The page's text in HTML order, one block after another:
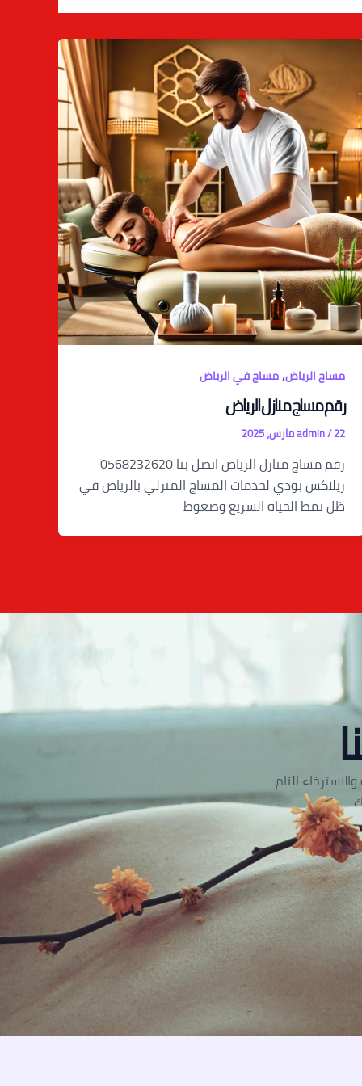
مساج الرياض,مساج في الرياض
رقم مساج منازل الرياض
admin/22 مارس، 2025
رقم مساج منازل الرياض اتصل بنا 0568232620 –
ريلاكس بودي لخدمات المساج المنزلي بالرياض في
ظل نمط الحياة السريع وضغوط
التام